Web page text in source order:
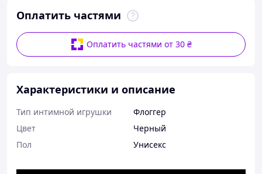
Оплатить частями
Оплатить частями от 30 ₴
Характеристики и описание
Тип интимной игрушки
Флоггер
Цвет
Черный
Пол
Унисекс